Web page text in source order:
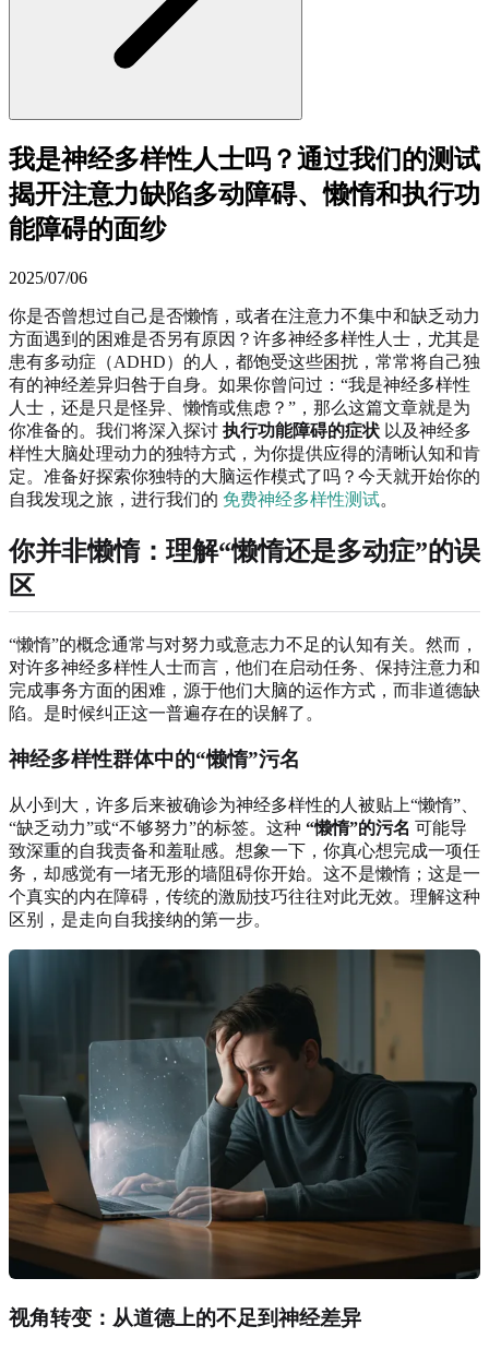
我是神经多样性人士吗？通过我们的测试
揭开注意力缺陷多动障碍、懒惰和执行功
能障碍的面纱
2025/07/06
你是否曾想过自己是否懒惰，或者在注意力不集中和缺乏动力
方面遇到的困难是否另有原因？许多神经多样性人士，尤其是
患有多动症（ADHD）的人，都饱受这些困扰，常常将自己独
有的神经差异归咎于自身。如果你曾问过：“我是神经多样性
人士，还是只是怪异、懒惰或焦虑？”，那么这篇文章就是为
你准备的。我们将深入探讨 执行功能障碍的症状 以及神经多
样性大脑处理动力的独特方式，为你提供应得的清晰认知和肯
定。准备好探索你独特的大脑运作模式了吗？今天就开始你的
自我发现之旅，进行我们的 免费神经多样性测试。
你并非懒惰：理解“懒惰还是多动症”的误
区
“懒惰”的概念通常与对努力或意志力不足的认知有关。然而，
对许多神经多样性人士而言，他们在启动任务、保持注意力和
完成事务方面的困难，源于他们大脑的运作方式，而非道德缺
陷。是时候纠正这一普遍存在的误解了。
神经多样性群体中的“懒惰”污名
从小到大，许多后来被确诊为神经多样性的人被贴上“懒惰”、
“缺乏动力”或“不够努力”的标签。这种 “懒惰”的污名 可能导
致深重的自我责备和羞耻感。想象一下，你真心想完成一项任
务，却感觉有一堵无形的墙阻碍你开始。这不是懒惰；这是一
个真实的内在障碍，传统的激励技巧往往对此无效。理解这种
区别，是走向自我接纳的第一步。
视角转变：从道德上的不足到神经差异